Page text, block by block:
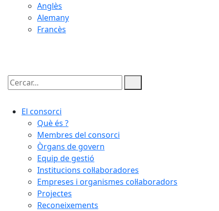
Anglès
Alemany
Francès
Cercar:
El consorci
Què és ?
Membres del consorci
Òrgans de govern
Equip de gestió
Institucions col·laboradores
Empreses i organismes col·laboradors
Projectes
Reconeixements